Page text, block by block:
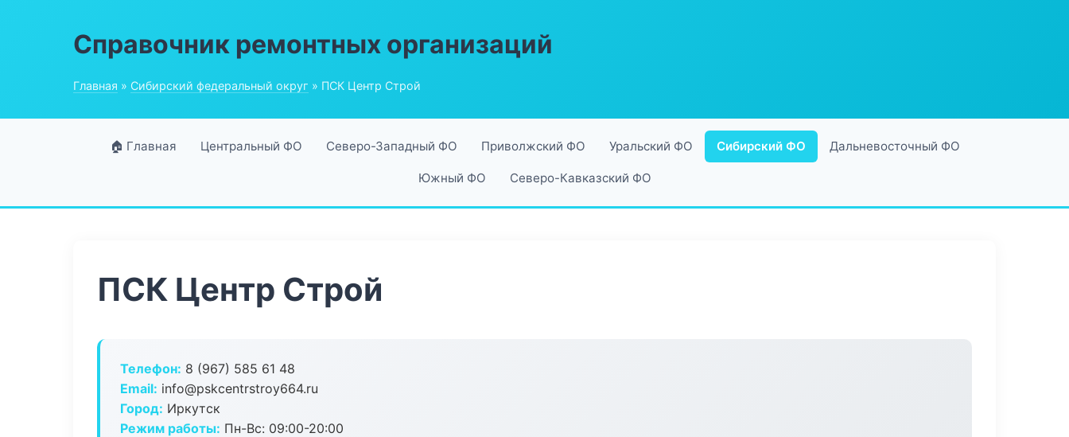
Справочник ремонтных организаций
Главная » Сибирский федеральный округ » ПСК Центр Строй
🏠 Главная Центральный ФО Северо-Западный ФО Приволжский ФО Уральский ФО Сибирский ФО Дальневосточный ФО
Южный ФО Северо-Кавказский ФО
ПСК Центр Строй
Телефон: 8 (967) 585 61 48
Email: info@pskcentrstroy664.ru
Город: Иркутск
Режим работы: Пн-Вс: 09:00-20:00